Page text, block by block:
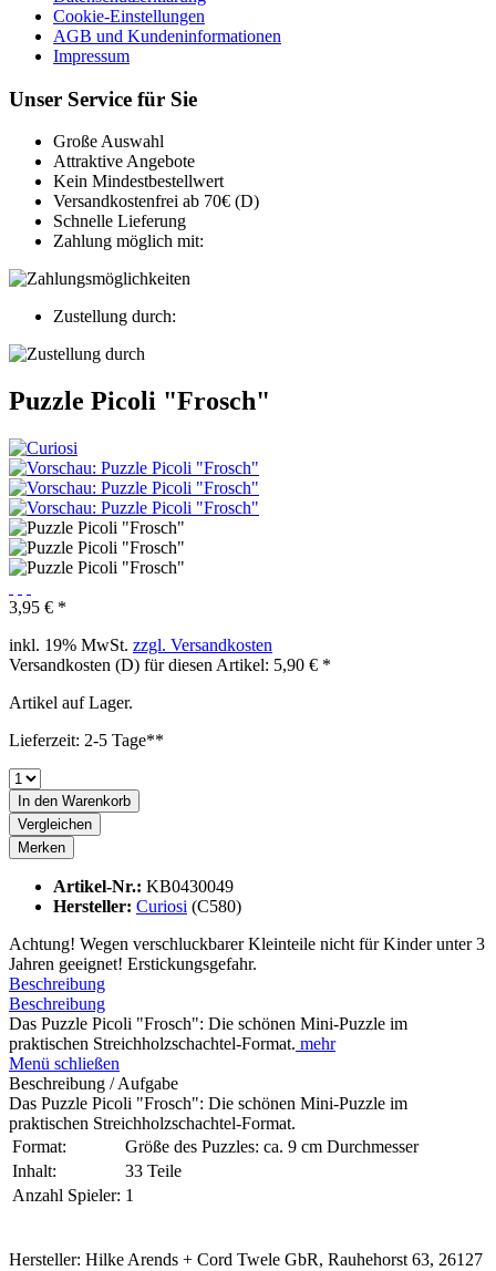
Cookie-Einstellungen
AGB und Kundeninformationen
Impressum
Unser Service für Sie
Große Auswahl
Attraktive Angebote
Kein Mindestbestellwert
Versandkostenfrei ab 70€ (D)
Schnelle Lieferung
Zahlung möglich mit:
Zustellung durch:
Puzzle Picoli "Frosch"
3,95 € *
inkl. 19% MwSt. zzgl. Versandkosten
Versandkosten (D) für diesen Artikel: 5,90 € *
Artikel auf Lager.
Lieferzeit: 2-5 Tage**
In den Warenkorb
Vergleichen
Merken
Artikel-Nr.: KB0430049
Hersteller: Curiosi (C580)
Achtung! Wegen verschluckbarer Kleinteile nicht für Kinder unter 3
Jahren geeignet! Erstickungsgefahr.
Beschreibung
Beschreibung
Das Puzzle Picoli "Frosch": Die schönen Mini-Puzzle im
praktischen Streichholzschachtel-Format. mehr
Menü schließen
Beschreibung / Aufgabe
Das Puzzle Picoli "Frosch": Die schönen Mini-Puzzle im
praktischen Streichholzschachtel-Format.
Format:
Größe des Puzzles: ca. 9 cm Durchmesser
Inhalt:
33 Teile
Anzahl Spieler: 1
Hersteller: Hilke Arends + Cord Twele GbR, Rauhehorst 63, 26127